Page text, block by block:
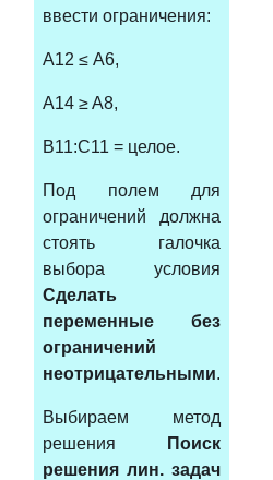
ввести ограничения:
A12 ≤ A6,
A14 ≥ A8,
B11:C11 = целое.
Под полем для
ограничений должна
стоять галочка
выбора условия
Сделать
переменные без
ограничений
неотрицательными.
Выбираем метод
решения
Поиск
решения лин. задач